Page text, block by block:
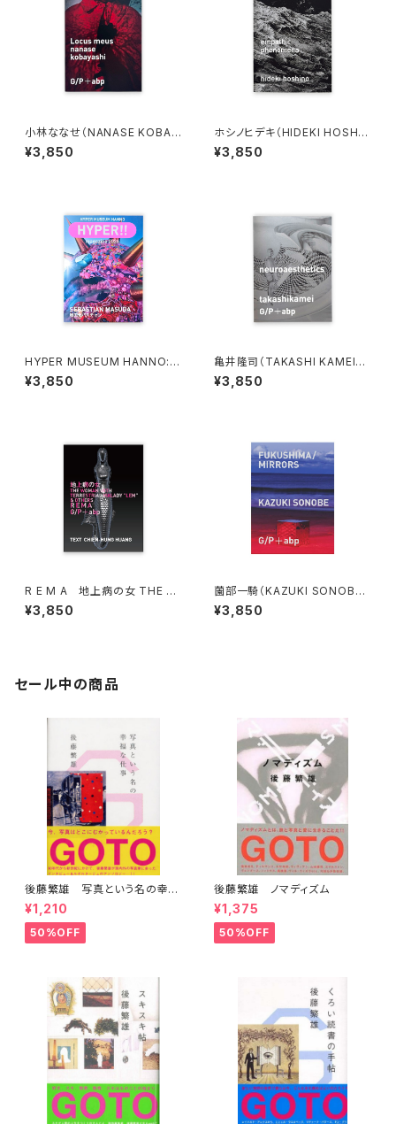
小林ななせ（NANASE KOBAY
ASHI）Locus meus
¥3,850
ホシノヒデキ（HIDEKI HOSHIN
O）empathic phenomena
¥3,850
HYPER MUSEUM HANNO: H
YPER!! magazine 2026 増田
セバスチャン
¥3,850
亀井隆司（TAKASHI KAMEI）n
euroaesthetics
¥3,850
R E M A 地上病の女 THE W
OMAN WITH TERRESTRIAL
MALADY "LEM" & OTHERS
¥3,850
薗部一騎（KAZUKI SONOBE）
FUKUSHIMA/MIRRORS
¥3,850
セール中の商品
後藤繁雄 写真という名の幸福
な仕事
¥1,210
50%OFF
後藤繁雄 ノマディズム
¥1,375
50%OFF